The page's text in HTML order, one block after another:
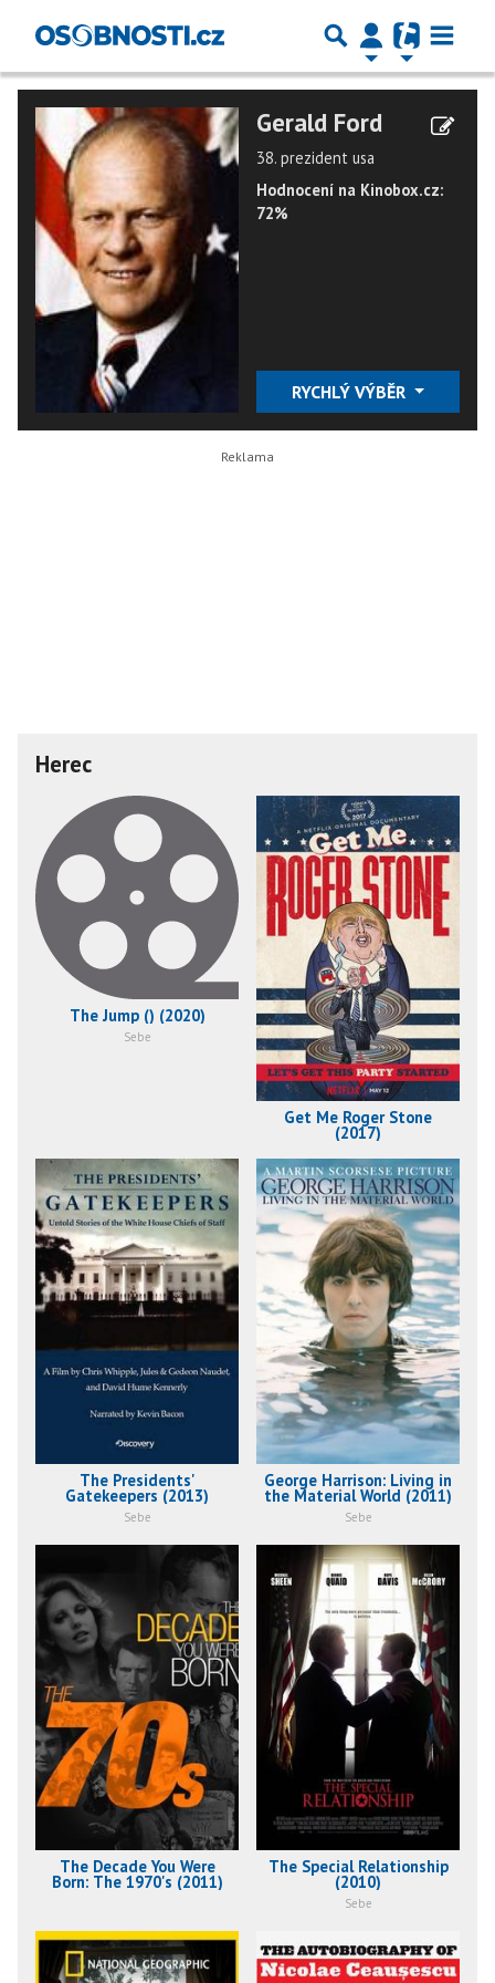
Gerald Ford
38. prezident usa
Hodnocení na Kinobox.cz:
72%
RYCHLÝ VÝBĚR
Herec
The Jump () (2020)
Sebe
Get Me Roger Stone
(2017)
The Presidents'
Gatekeepers (2013)
Sebe
George Harrison: Living in
the Material World (2011)
Sebe
The Decade You Were
Born: The 1970's (2011)
The Special Relationship
(2010)
Sebe